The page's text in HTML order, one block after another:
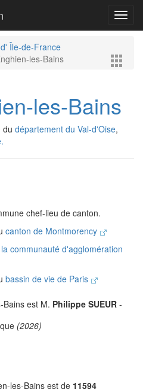
Île-de-France
les-Bains
les-Bains
du département du Val-d'Oise,
chef-lieu de canton.
canton de Montmorency
la communauté d'agglomération
bassin de vie de Paris
Bains est M. Philippe SUEUR -
(2026)
les-Bains est de 11594